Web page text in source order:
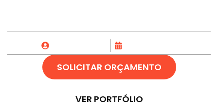
SOLICITAR ORÇAMENTO
VER PORTFÓLIO